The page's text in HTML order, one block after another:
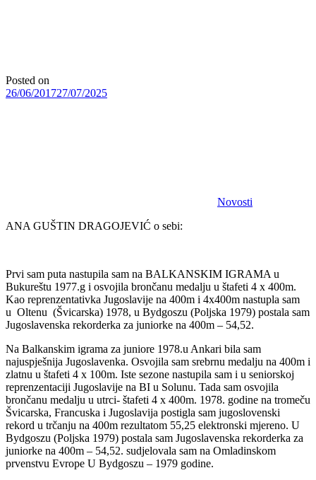
Posted on
26/06/201727/07/2025
Novosti
ANA GUŠTIN DRAGOJEVIĆ o sebi:
Prvi sam puta nastupila sam na BALKANSKIM IGRAMA u
Bukureštu 1977.g i osvojila brončanu medalju u štafeti 4 x 400m.
Kao reprenzentativka Jugoslavije na 400m i 4x400m nastupla sam
u Oltenu (Švicarska) 1978, u Bydgoszu (Poljska 1979) postala sam
Jugoslavenska rekorderka za juniorke na 400m – 54,52.
Na Balkanskim igrama za juniore 1978.u Ankari bila sam
najuspješnija Jugoslavenka. Osvojila sam srebrnu medalju na 400m i
zlatnu u štafeti 4 x 100m. Iste sezone nastupila sam i u seniorskoj
reprenzentaciji Jugoslavije na BI u Solunu. Tada sam osvojila
brončanu medalju u utrci- štafeti 4 x 400m. 1978. godine na tromeču
Švicarska, Francuska i Jugoslavija postigla sam jugoslovenski
rekord u trčanju na 400m rezultatom 55,25 elektronski mjereno. U
Bydgoszu (Poljska 1979) postala sam Jugoslavenska rekorderka za
juniorke na 400m – 54,52. sudjelovala sam na Omladinskom
prvenstvu Evrope U Bydgoszu – 1979 godine.